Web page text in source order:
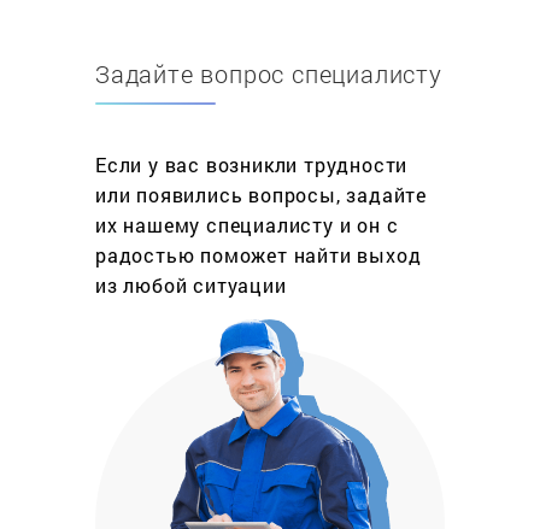
позволяет гарантировать высокое качество
предоставляемых услуг.
Безопасность – наш приоритет. Мы понимаем
всю ответственность, которая ложится на плечи
мастеров, а потому тщательно проверяем
функциональность водонагревательных котлов и
только после этого сдаем работу заказчику.
Благодаря такому подходу вы можете не
сомневаться в безопасности использования
Главное преимущество компании
Обратите внимание, что мы не просто устраняем
неисправность водонагревательного
оборудования, а берем на себя комплексный
Задайте вопрос специалисту
Если у вас возникли трудности
или появились вопросы, задайте
их нашему специалисту и он с
радостью поможет найти выход
из любой ситуации